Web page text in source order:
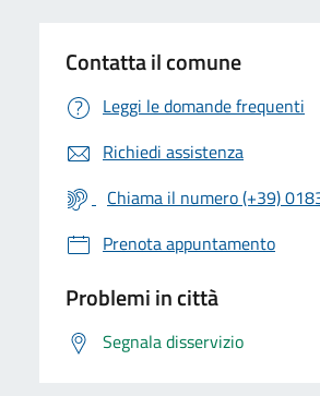
Contatta il comune
Leggi le domande frequenti
Richiedi assistenza
Chiama il numero (+39)
Prenota appuntamento
Problemi in città
Segnala disservizio